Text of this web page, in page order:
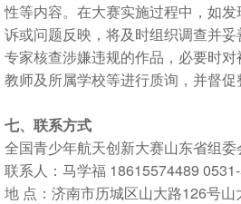
性等内容。在大赛实施过程中，如
诉或问题反映，将及时组织调查并
专家核查涉嫌违规的作品，必要时
教师及所属学校等进行质询，并督促
七、联系方式
全国青少年航天创新大赛山东省组委
联系人：马学福 18615574489
地 点：济南市历城区山大路126号